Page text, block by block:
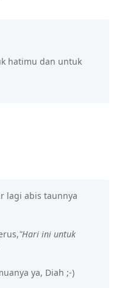
hatimu dan untuk
lagi abis taunnya
"Hari ini untuk
ya, Diah ;-)